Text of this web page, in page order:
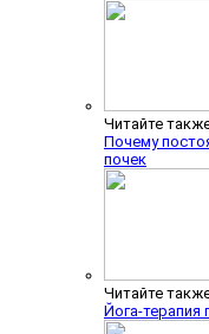
Читайте
Почему
почек
Читайте
Йога-терапия